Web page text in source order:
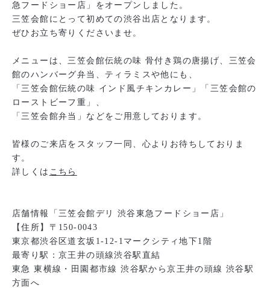
急フードショー店」をオープンしました。
三笠会館にとって初めての渋谷出店となります。
ぜひお立ち寄りくださいませ。
メニューは、三笠会館伝統の味 骨付き鶏の唐揚げ、三笠会
館のハンバーグ弁当、ティラミス や他にも、
「三笠会館伝統の味 インド風チキンカレー」「三笠会館の
ローストビーフ重」、
「三笠会館弁当」などをご用意しております。
皆様のご来店をスタッフ一同、心よりお待ちしておりま
す。
詳しくは こちら
店舗情報「三笠会館デリ 渋谷東急フードショー店」
【住所】〒150-0043
東京都渋谷区道玄坂1-12-1マークシティ地下1階
最寄り駅：京王井の頭線渋谷駅直結
東急 東横線・田園都市線 渋谷駅から京王井の頭線 渋谷駅
方面へ